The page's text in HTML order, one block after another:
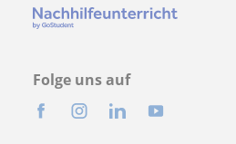
Folge uns auf